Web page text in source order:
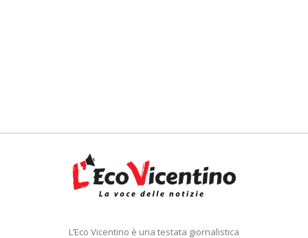
L’Eco Vicentino è una testata giornalistica